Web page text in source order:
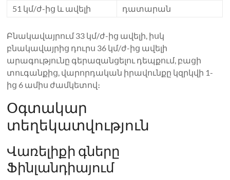
51 կմ/ժ-ից և ավելի
դատարան
Բնակավայրում 33 կմ/ժ-ից ավելի, իսկ
բնակավայրից դուրս 36 կմ/ժ-ից ավելի
արագությունը գերազանցելու դեպքում, բացի
տուգանքից, վարորդական իրավունքը կզրկվի 1-
ից 6 ամիս ժամկետով։
Օգտակար
տեղեկատվություն
Վառելիքի գները
Ֆինլանդիայում